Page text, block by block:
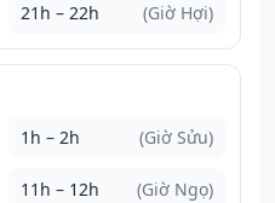
21h – 22h (Giờ Hợi)
1h – 2h (Giờ Sửu)
11h – 12h (Giờ Ngọ)